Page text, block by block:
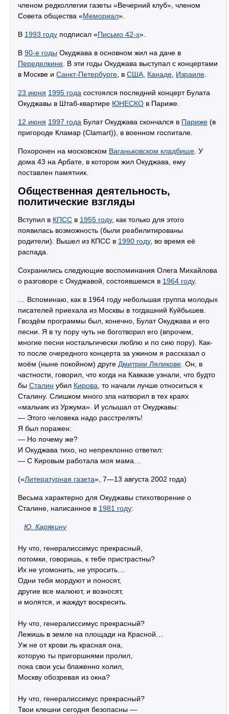
членом редколлегии газеты «Вечерний клуб», членом
Совета общества «Мемориал».
В 1993 году подписал «Письмо 42-х».
В 90-е годы Окуджава в основном жил на даче в
Переделкине . В эти годы Окуджава выступал с концертами
в Москве и Санкт-Петербурге , в США Канаде Израиле
23 июня 1995 года состоялся последний концерт Булата
Окуджавы в Штаб-квартире ЮНЕСКО в Париже.
12 июня 1997 года Булат Окуджава скончался в Париже (в
пригороде Кламар (Clamart)), в военном госпитале.
Похоронен на московском Ваганьковском кладбище . У
дома 43 на Арбате, в котором жил Окуджава, ему
поставлен памятник.
Общественная деятельность,
политические взгляды
Вступил в КПСС в 1955 году, как только для этого
появилась возможность (были реабилитированы
родители). Вышел из КПСС в 1990 году, во время её
распада.
Сохранились следующие воспоминания Олега Михайлова
о разговоре с Окуджавой, состоявшемся в 1964 году.
… Вспоминаю, как в 1964 году небольшая группа молодых
писателей приехала из Москвы в тогдашний Куйбышев.
Гвоздём программы был, конечно, Булат Окуджава и его
песни. Я в ту пору чуть не боготворил его (впрочем,
многие песни ностальгически люблю и по сию пору). Как-
то после очередного концерта за ужином я рассказал о
моём (ныне покойном) друге Дмитрии Ляликове . Он, в
частности, говорил, что когда на Кавказе узнали, что будто
бы Сталин убил Кирова , то начали лучше относиться к
Сталину. Слишком много зла натворил в тех краях
«мальчик из Уржума». И услышал от Окуджавы:
— Этого человека надо расстрелять!
Я был поражен:
— Но почему же?
И Окуджава тихо, но непреклонно ответил:
— С Кировым работала моя мама…
(«Литературная газета», 7—13 августа 2002 года)
Весьма характерно для Окуджавы стихотворение о
Сталине, написанное в 1981 году:
Ю. Карякину
Ну что, генералиссимус прекрасный,
потомки, говоришь, к тебе пристрастны?
Их не угомонить, не упросить…
Одни тебя мордуют и поносят,
другие все малюют, и возносят,
и молятся, и жаждут воскресить.
Ну что, генералиссимус прекрасный?
Лежишь в земле на площади на Красной…
Уж не от крови ль красная она,
которую ты пригоршнями пролил,
пока свои усы блаженно холил,
Москву обозревая из окна?
Ну что, генералиссимус прекрасный?
Твои клешни сегодня безопасны —